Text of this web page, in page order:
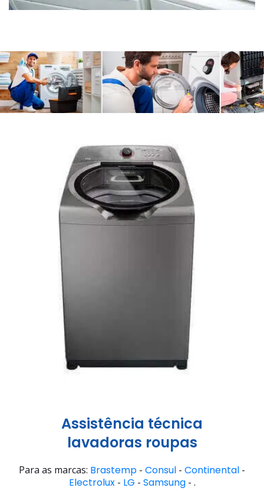
Assistência técnica
lavadoras roupas
Para as marcas: Brastemp - Consul - Continental -
Electrolux- LG - Samsung- .